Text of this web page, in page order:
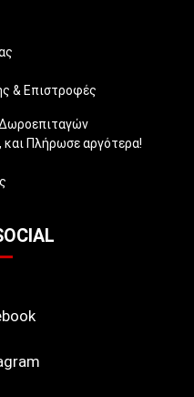
& Επιστροφές
Πλήρωσε αργότερα!